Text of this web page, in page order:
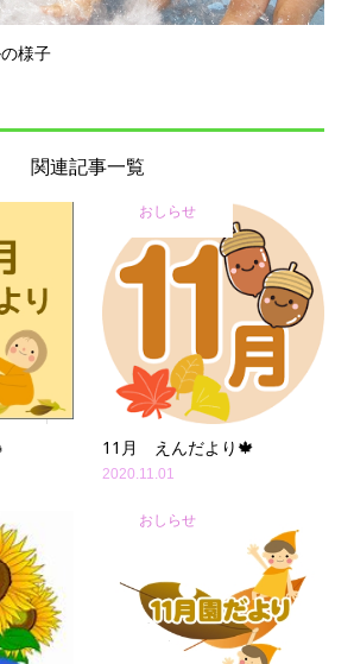
様子
関連記事一覧
おしらせ
11月 えんだより🍁
2020.11.01
おしらせ